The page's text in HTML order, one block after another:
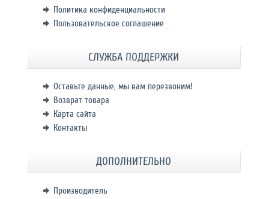
Политика конфиденциальности
Пользовательское соглашение
СЛУЖБА ПОДДЕРЖКИ
Оставьте данные, мы вам перезвоним!
Возврат товара
Карта сайта
Контакты
ДОПОЛНИТЕЛЬНО
Производитель